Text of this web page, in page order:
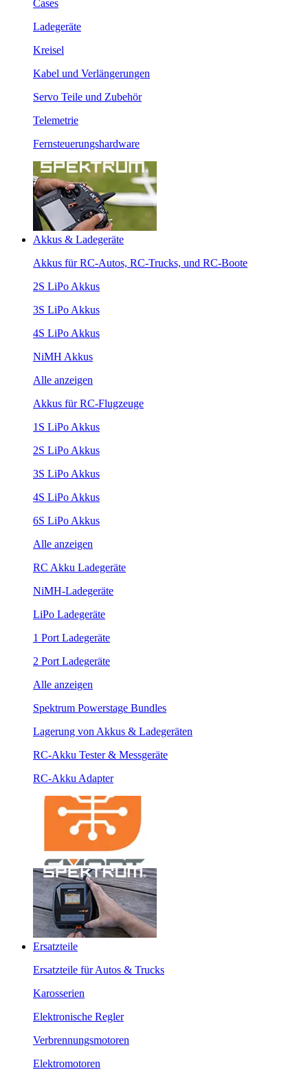
Cases
Ladegeräte
Kreisel
Kabel und Verlängerungen
Servo Teile und Zubehör
Telemetrie
Fernsteuerungshardware
Akkus & Ladegeräte
Akkus für RC-Autos, RC-Trucks, und RC-Boote
2S LiPo Akkus
3S LiPo Akkus
4S LiPo Akkus
NiMH Akkus
Alle anzeigen
Akkus für RC-Flugzeuge
1S LiPo Akkus
2S LiPo Akkus
3S LiPo Akkus
4S LiPo Akkus
6S LiPo Akkus
Alle anzeigen
RC Akku Ladegeräte
NiMH-Ladegeräte
LiPo Ladegeräte
1 Port Ladegeräte
2 Port Ladegeräte
Alle anzeigen
Spektrum Powerstage Bundles
Lagerung von Akkus & Ladegeräten
RC-Akku Tester & Messgeräte
RC-Akku Adapter
Ersatzteile
Ersatzteile für Autos & Trucks
Karosserien
Elektronische Regler
Verbrennungsmotoren
Elektromotoren